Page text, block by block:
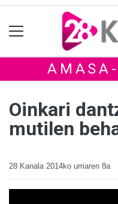
Oinkari
mutilen
28 Kanala 2014ko urriaren 8a